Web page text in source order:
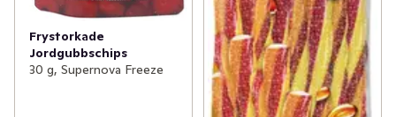
Frystorkade
Jordgubbschips
30 g, Supernova Freeze